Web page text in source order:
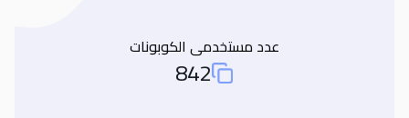
عدد مستخدمى الكوبونات
Total Used Coupons
842